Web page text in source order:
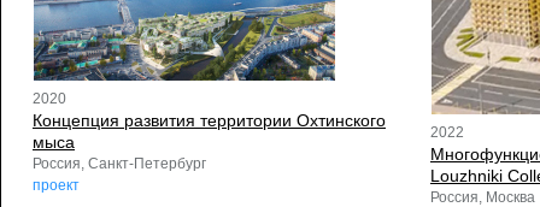
2022
Louzhniki
Россия, Москва
2020
Концепция развития территории Охтинского
мыса
Россия, Санкт-Петербург
проект